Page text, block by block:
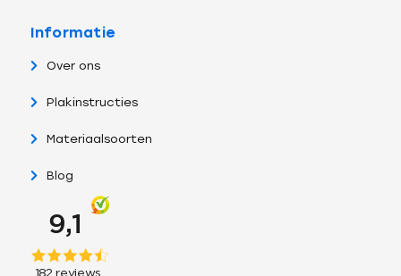
Informatie
Over ons
Plakinstructies
Materiaalsoorten
Blog